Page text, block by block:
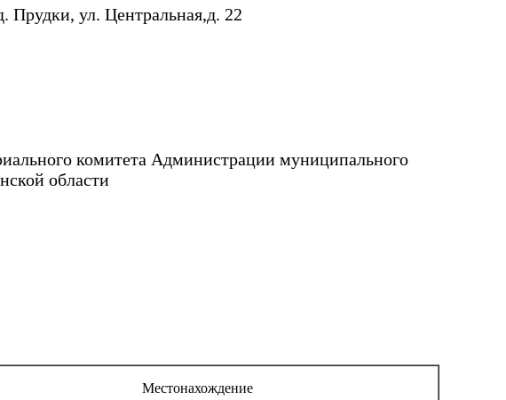
Прудки, ул. Центральная,д. 22
комитета Администрации муниципального
области
Местонахождение